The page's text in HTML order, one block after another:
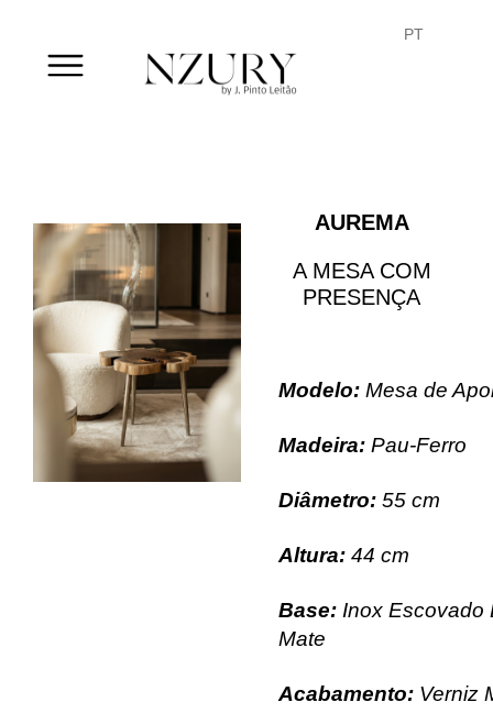
PT
EN
AUREMA
A MESA COM
PRESENÇA
Modelo:Mesa de
Madeira:Pau-Ferro
Diâmetro: 55 cm
Altura: 44 cm
Base: Inox Escovado
Mate
Acabamento: Verniz